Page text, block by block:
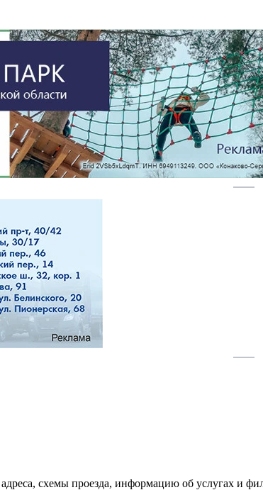
схемы проезда, информацию об услугах и